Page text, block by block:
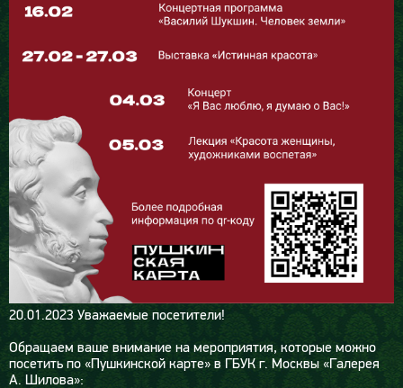
20.01.2023 Уважаемые посетители!
Обращаем ваше внимание на мероприятия, которые можно
посетить по «Пушкинской карте» в ГБУК г. Москвы «Галерея
А. Шилова»: